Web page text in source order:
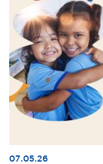
07.05.26